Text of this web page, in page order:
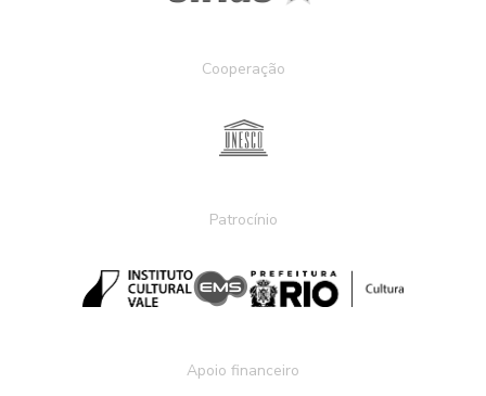
Cooperação
Patrocínio
Apoio financeiro